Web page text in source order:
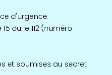
d'urgence.
ou le 112 (numéro
et soumises au secret